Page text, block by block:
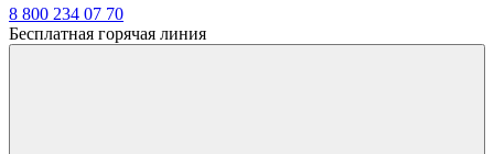
8 800 234 07 70
Бесплатная горячая линия